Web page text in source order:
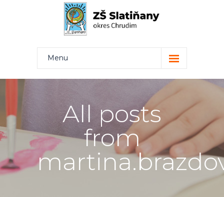
Menu
Kdo jsme
Rodiče
Žáci
Učitelé
All posts
from